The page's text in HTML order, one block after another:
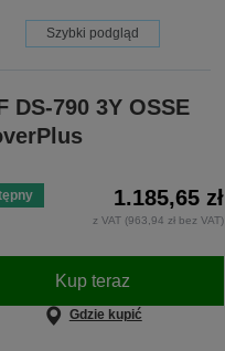
Szybki podgląd
DS-790 3Y OSSE
1.185,65 zł
z VAT (963,94 zł bez VAT)
Kup teraz
Gdzie kupić